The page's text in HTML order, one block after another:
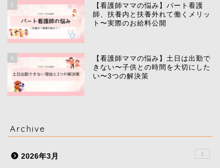
5
【看護師ママの悩み】パート看護
師、扶養内と扶養外れて働くメリッ
ト〜実際のお給料公開
6
【看護師ママの悩み】土日は出勤で
きない〜子供との時間を大切にした
い〜3つの解決策
Archive
2026年3月 1